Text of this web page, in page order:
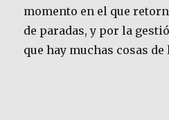
momento en el que
de paradas, y por la
que hay muchas cosas